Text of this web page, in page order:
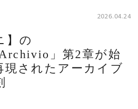
2026.04.24
】の
」第2章が始
現されたアーカイブ